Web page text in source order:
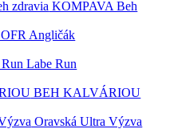
KOMPAVA Beh
OFR Angličák
Run Labe Run
BEH KALVÁRIOU
Oravská Ultra Výzva